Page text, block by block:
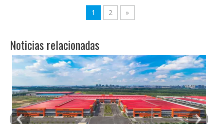
1
2 »
Noticias relacionadas